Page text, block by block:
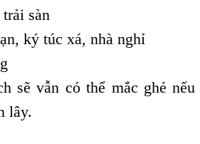
sàn
ký túc xá, nhà nghỉ
sẽ vẫn có thể mắc ghẻ nếu
lây.